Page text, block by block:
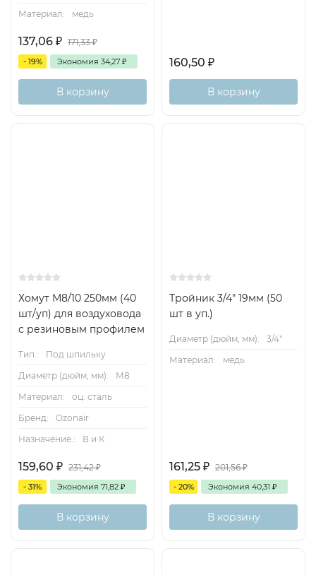
Материал:
медь
137,06 ₽ 171,33₽
- 19% Экономия 34,27 ₽
В корзину
160,50 ₽
В корзину
Хомут М8/10 250мм (40
шт/уп) для воздуховода
с резиновым профилем
Тип.:
Под шпильку
Диаметр (дюйм, мм):
М8
Материал:
оц. сталь
Бренд:
Ozonair
Назначение.:
В и К
159,60 ₽ 231,42₽
- 31% Экономия 71,82 ₽
В корзину
Тройник 3/4" 19мм (50
шт в уп.)
Диаметр (дюйм, мм):
3/4"
Материал:
медь
161,25 ₽ 201,56₽
- 20% Экономия 40,31 ₽
В корзину